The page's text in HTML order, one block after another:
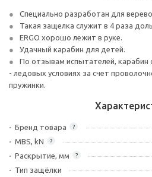
Специально разработан для
Такая защелка служит в 4 раза
ERGO хорошо лежит в руке.
Удачный карабин для детей.
По отзывам испытателей, карабин
- ледовых условиях за счет
пружинки.
?
Бренд товара
?
MBS, kN
?
Раскрытие, мм
Тип защёлки